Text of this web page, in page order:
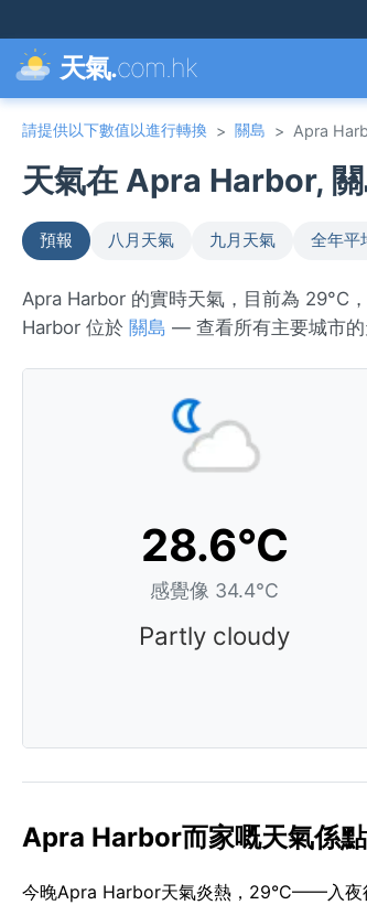
天氣.com.hk
請提供以下數值以進行轉換 > 關島 > Apra
天氣在 Apra Harbor,
預報 八月天氣 九月天氣 全年平
Apra Harbor 的實時天氣，目前為 29°C
Harbor 位於 關島 — 查看所有主要城市
28.6°C
感覺像 34.4°C
Partly cloudy
Apra Harbor而家嘅天氣係點
今晚Apra Harbor天氣炎熱，29°C——入夜